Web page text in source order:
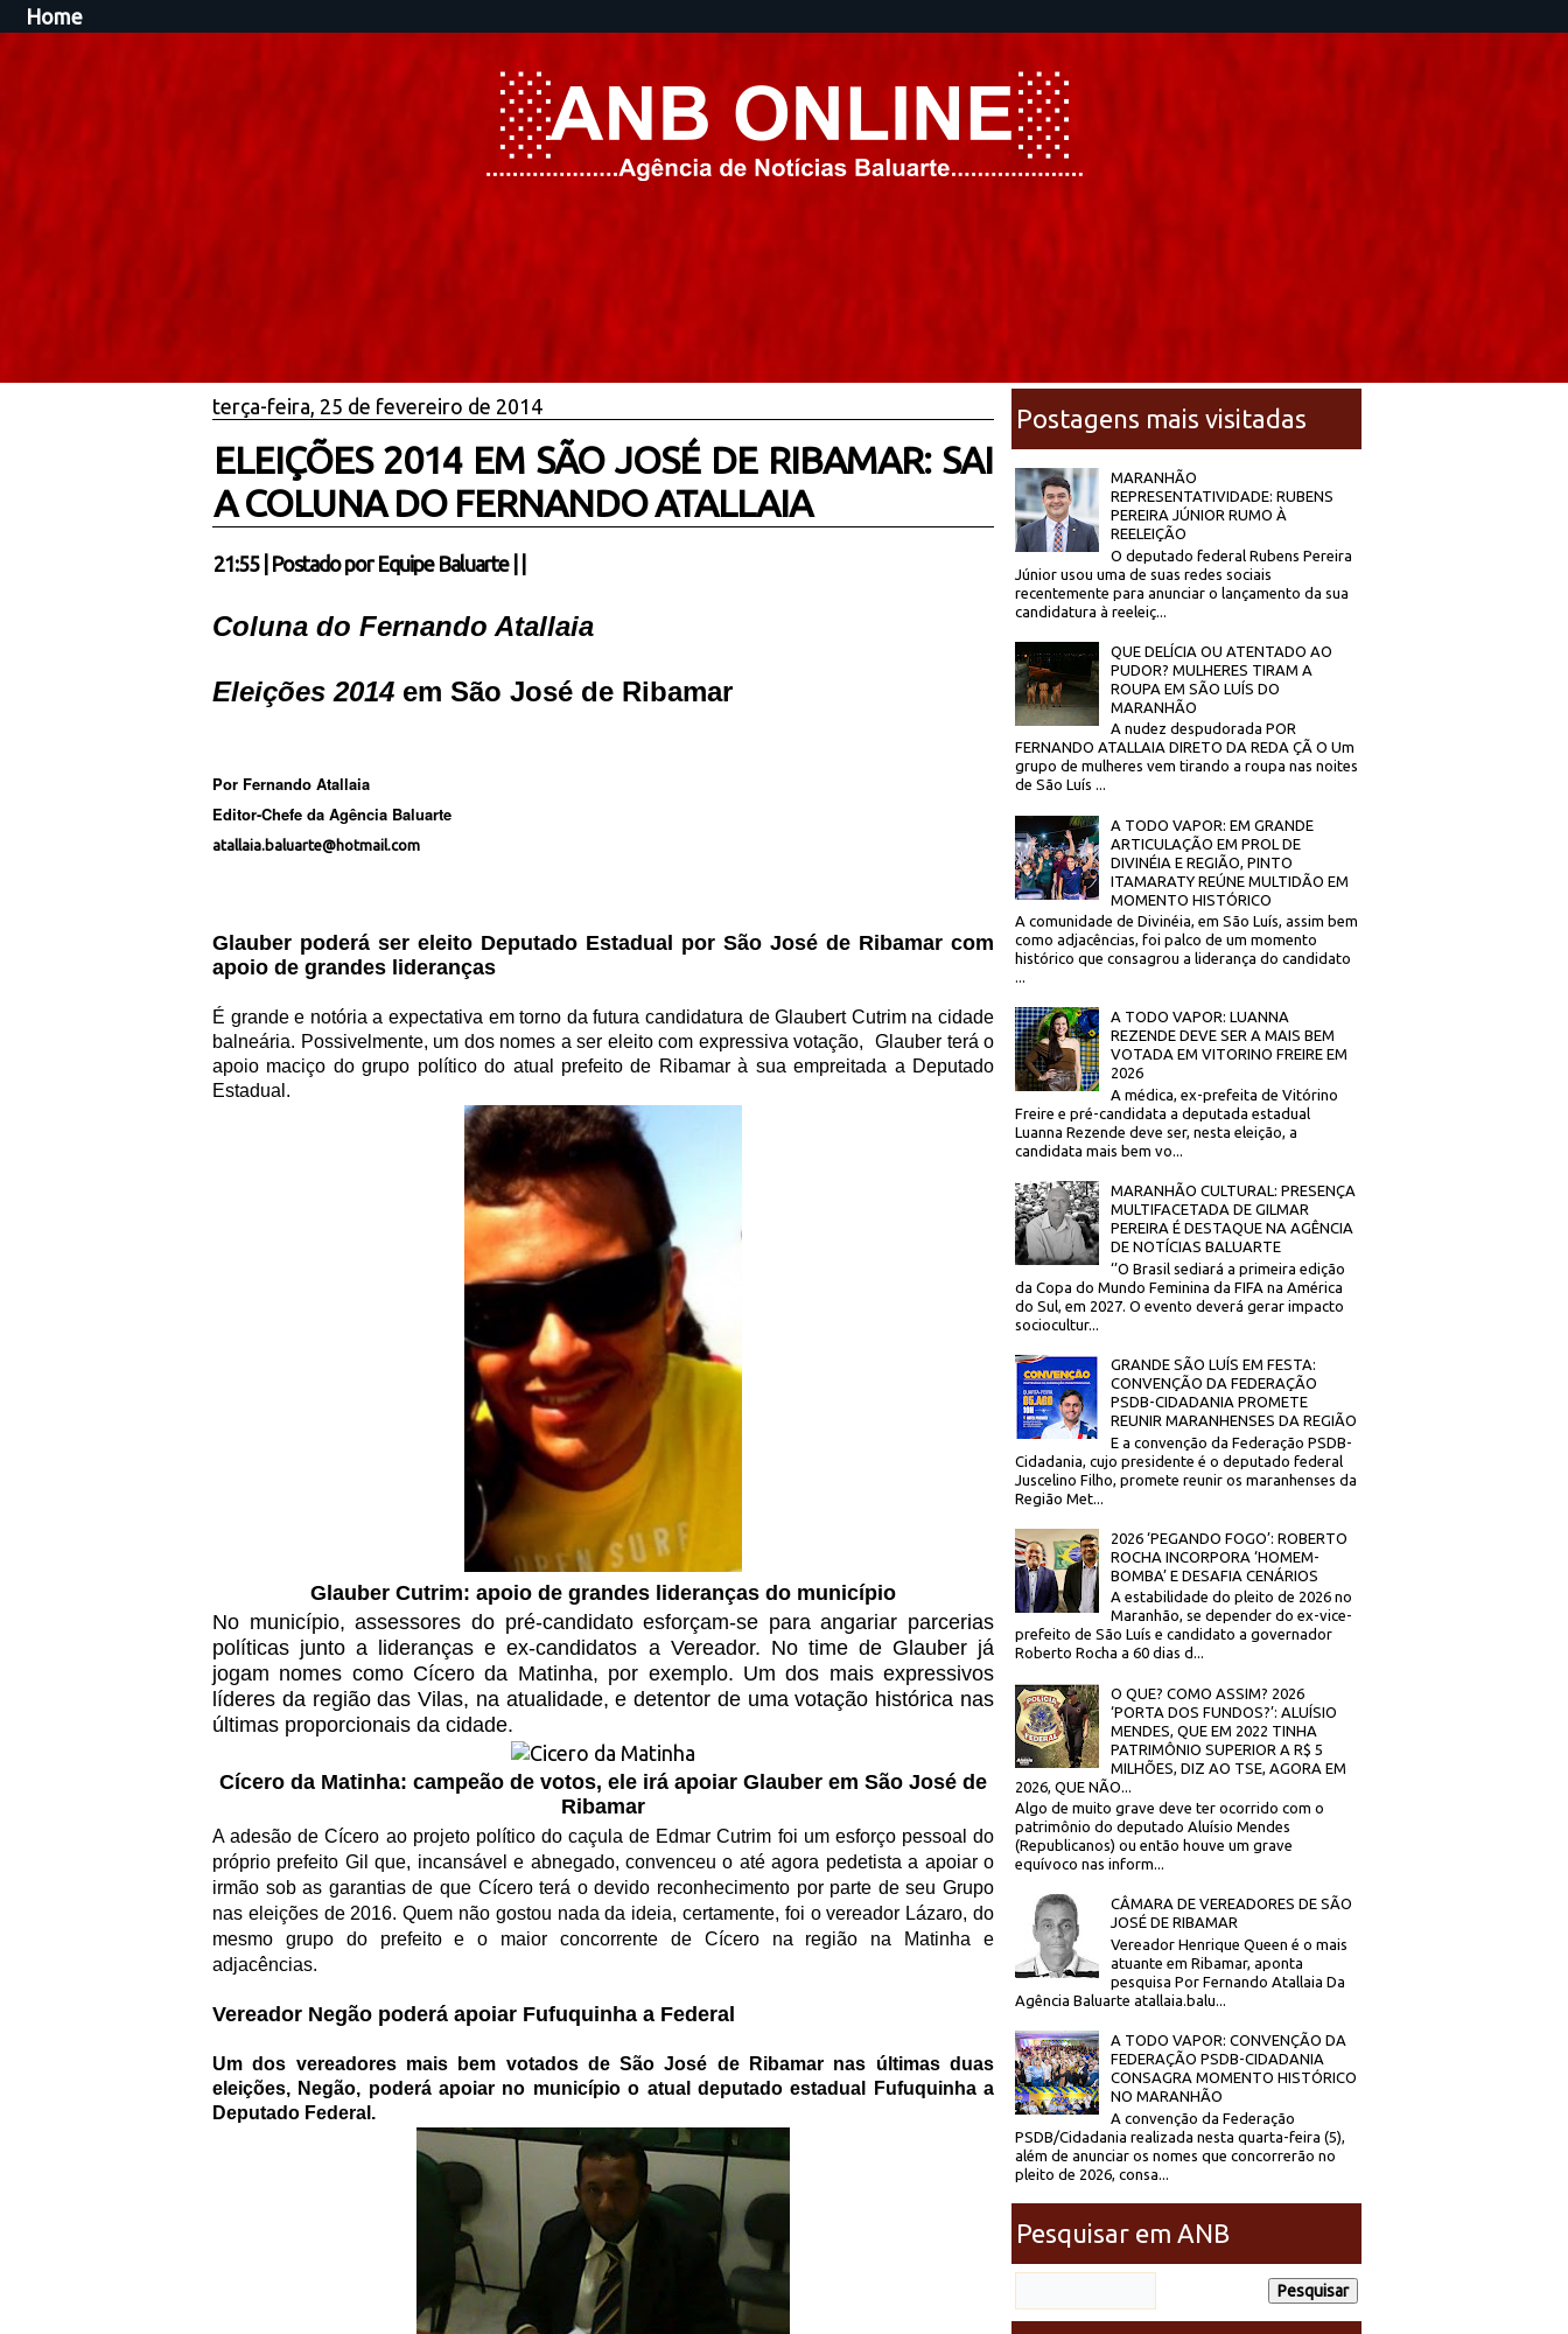
Home
terça-feira, 25 de fevereiro de 2014
ELEIÇÕES 2014 EM SÃO JOSÉ DE RIBAMAR: SAI
A COLUNA DO FERNANDO ATALLAIA
21:55| Postado por Equipe Baluarte
Coluna do Fernando Atallaia
Eleições 2014 em São José de Ribamar
Por Fernando Atallaia
Editor-Chefe da Agência Baluarte
atallaia.baluarte@hotmail.com
Glauber poderá ser eleito Deputado Estadual por São José de Ribamar com
apoio de grandes lideranças
É grande e notória a expectativa em torno da futura candidatura de Glaubert Cutrim na cidade
balneária. Possivelmente, um dos nomes a ser eleito com expressiva votação,
Glauber terá o
apoio maciço do grupo político do atual prefeito de Ribamar à sua empreitada a Deputado
Estadual.
Glauber Cutrim: apoio de grandes lideranças do município
No município, assessores do pré-candidato esforçam-se para angariar parcerias
políticas junto a lideranças e ex-candidatos a Vereador. No time de Glauber já
jogam nomes como Cícero da Matinha, por exemplo. Um dos mais expressivos
líderes da região das Vilas, na atualidade, e detentor de uma votação histórica nas
últimas proporcionais da cidade.
Cícero da Matinha: campeão de votos, ele irá apoiar Glauber em São José de
Ribamar
A adesão de Cícero ao projeto político do caçula de Edmar Cutrim foi um esforço pessoal do
próprio prefeito Gil que, incansável e abnegado, convenceu o até agora pedetista a apoiar o
irmão sob as garantias de que Cícero terá o devido reconhecimento por parte de seu Grupo
nas eleições de 2016. Quem não gostou nada da ideia, certamente, foi o vereador Lázaro, do
mesmo grupo do prefeito e o maior concorrente de Cícero na região na Matinha e
adjacências.
Vereador Negão poderá apoiar Fufuquinha a Federal
Um dos vereadores mais bem votados de São José de Ribamar nas últimas duas
eleições, Negão, poderá apoiar no município o atual deputado estadual Fufuquinha a
Deputado Federal.
Postagens mais visitadas
MARANHÃO
REPRESENTATIVIDADE: RUBENS
PEREIRA JÚNIOR RUMO À
REELEIÇÃO
O deputado federal Rubens Pereira
Júnior usou uma de suas redes sociais
recentemente para anunciar o lançamento da sua
candidatura à reeleiç...
QUE DELÍCIA OU ATENTADO AO
PUDOR? MULHERES TIRAM A
ROUPA EM SÃO LUÍS DO
MARANHÃO
A nudez despudorada POR
FERNANDO ATALLAIA DIRETO DA REDA ÇÃ O Um
grupo de mulheres vem tirando a roupa nas noites
de São Luís ...
A TODO VAPOR: EM GRANDE
ARTICULAÇÃO EM PROL DE
DIVINÉIA E REGIÃO, PINTO
ITAMARATY REÚNE MULTIDÃO EM
MOMENTO HISTÓRICO
A comunidade de Divinéia, em São Luís, assim bem
como adjacências, foi palco de um momento
histórico que consagrou a liderança do candidato
...
A TODO VAPOR: LUANNA
REZENDE DEVE SER A MAIS BEM
VOTADA EM VITORINO FREIRE EM
2026
A médica, ex-prefeita de Vitórino
Freire e pré-candidata a deputada estadual
Luanna Rezende deve ser, nesta eleição, a
candidata mais bem vo...
MARANHÃO CULTURAL: PRESENÇA
MULTIFACETADA DE GILMAR
PEREIRA É DESTAQUE NA AGÊNCIA
DE NOTÍCIAS BALUARTE
‘’O Brasil sediará a primeira edição
da Copa do Mundo Feminina da FIFA na América
do Sul, em 2027. O evento deverá gerar impacto
sociocultur...
GRANDE SÃO LUÍS EM FESTA:
CONVENÇÃO DA FEDERAÇÃO
PSDB-CIDADANIA PROMETE
REUNIR MARANHENSES DA REGIÃO
E a convenção da Federação PSDB-
Cidadania, cujo presidente é o deputado federal
Juscelino Filho, promete reunir os maranhenses da
Região Met...
2026 ‘PEGANDO FOGO’: ROBERTO
ROCHA INCORPORA ‘HOMEM-
BOMBA’ E DESAFIA CENÁRIOS
A estabilidade do pleito de 2026 no
Maranhão, se depender do ex-vice-
prefeito de São Luís e candidato a governador
Roberto Rocha a 60 dias d...
O QUE? COMO ASSIM? 2026
‘PORTA DOS FUNDOS?’: ALUÍSIO
MENDES, QUE EM 2022 TINHA
PATRIMÔNIO SUPERIOR A R$ 5
MILHÕES, DIZ AO TSE, AGORA EM
2026, QUE NÃO...
Algo de muito grave deve ter ocorrido com o
patrimônio do deputado Aluísio Mendes
(Republicanos) ou então houve um grave
equívoco nas inform...
CÂMARA DE VEREADORES DE SÃO
JOSÉ DE RIBAMAR
Vereador Henrique Queen é o mais
atuante em Ribamar, aponta
pesquisa Por Fernando Atallaia Da
Agência Baluarte atallaia.balu...
A TODO VAPOR: CONVENÇÃO DA
FEDERAÇÃO PSDB-CIDADANIA
CONSAGRA MOMENTO HISTÓRICO
NO MARANHÃO
A convenção da Federação
PSDB/Cidadania realizada nesta quarta-feira (5),
além de anunciar os nomes que concorrerão no
pleito de 2026, consa...
Pesquisar em ANB